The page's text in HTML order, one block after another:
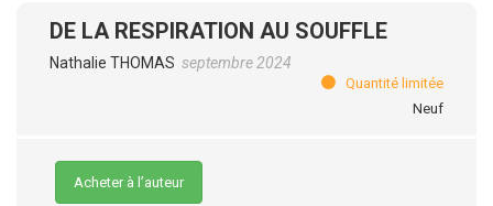
DE LA RESPIRATION AU SOUFFLE
Nathalie THOMAS septembre 2024
Quantité limitée
Neuf
Acheter à l’auteur